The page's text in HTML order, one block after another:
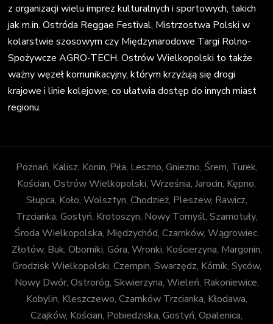
z organizacji wielu imprez kulturalnych i sportowych, takich
jak m.in. Ostróda Reggae Festival, Mistrzostwa Polski w
kolarstwie szosowym czy Międzynarodowe Targi Rolno-
Spożywcze AGRO-TECH. Ostrów Wielkopolski to także
ważny węzeł komunikacyjny, którym krzyżują się drogi
krajowe i linie kolejowe, co ułatwia dostęp do innych miast
regionu.
Poznań, Kalisz, Konin, Piła, Leszno, Gniezno, Śrem, Turek,
Kościan, Ostrów Wielkopolski, Września, Jarocin, Kępno,
Słupca, Koło, Wolsztyn, Chodzież, Pleszew, Rawicz,
Trzcianka, Gostyń, Krotoszyn, Nowy Tomyśl, Szamotuły,
Środa Wielkopolska, Międzychód, Czarnków, Wągrowiec,
Złotów, Buk, Oborniki, Góra, Wronki, Kościerzyna, Margonin,
Grodzisk Wielkopolski, Czempin, Swarzędz, Kórnik, Syców,
Nowy Dwór, Ostroróg, Skwierzyna, Wieleń, Rakoniewice,
Kobylin, Kleszczewo, Czarnków Trzcianka, Kłodawa,
Czajków, Kościan, Pobiedziska, Gostyń, Opalenica,